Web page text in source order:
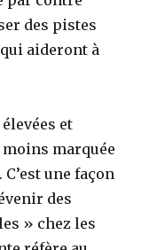
des pistes
aideront à
et
marquée
une façon
des
» chez les